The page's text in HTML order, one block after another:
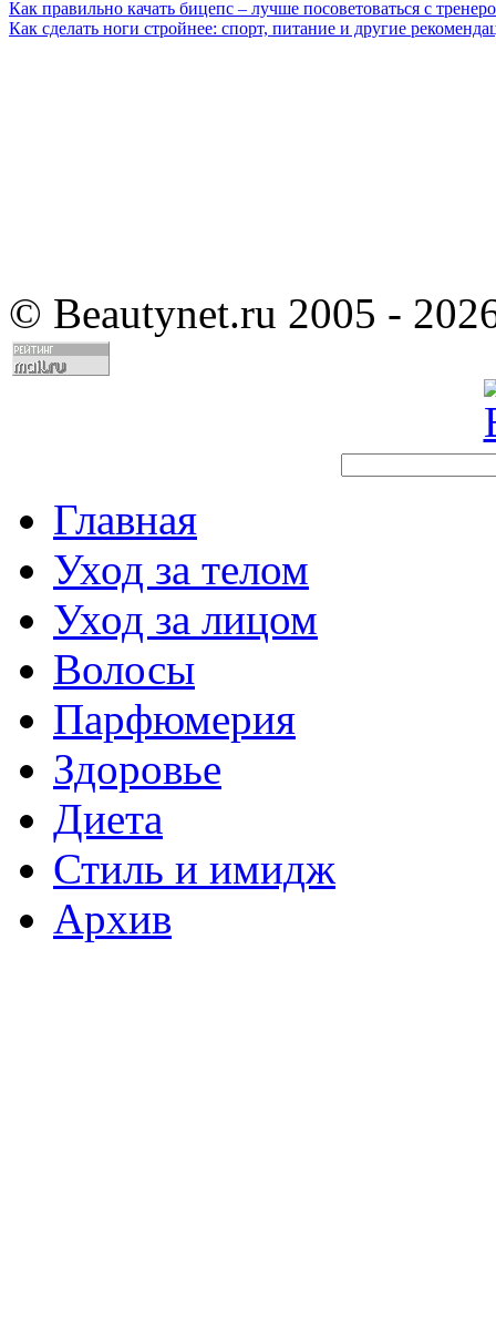
Как правильно качать бицепс – лучше посоветоваться с
Как сделать ноги стройнее: спорт, питание и другие
© Beautynet.ru 2005 -
Главная
Уход за телом
Уход за лицом
Волосы
Парфюмерия
Здоровье
Диета
Стиль и имидж
Архив